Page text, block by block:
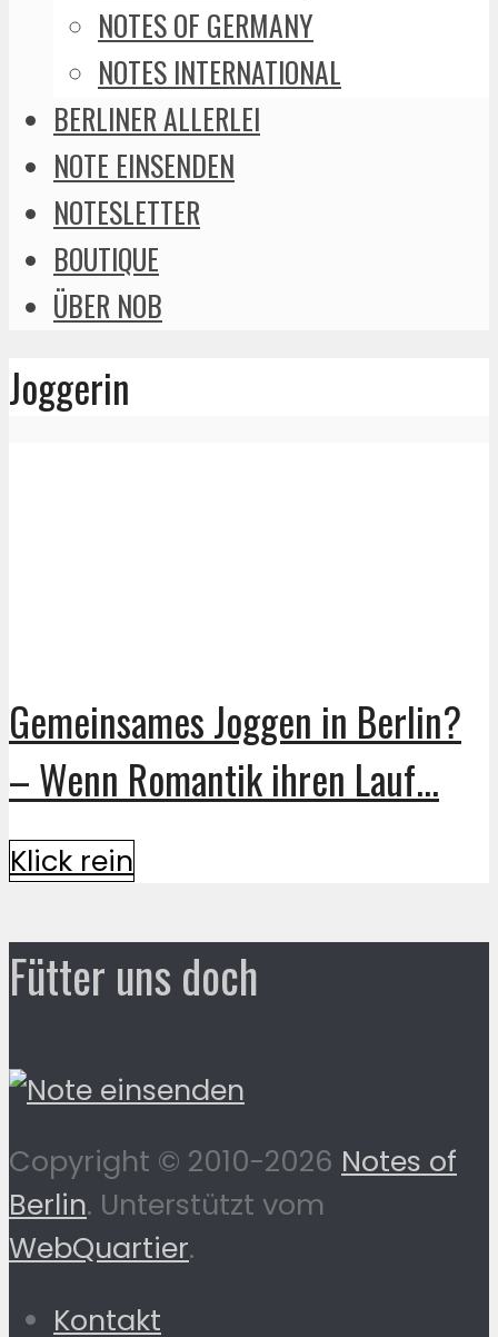
NOTES OF GERMANY
NOTES INTERNATIONAL
BERLINER ALLERLEI
NOTE EINSENDEN
NOTESLETTER
BOUTIQUE
ÜBER NOB
Joggerin
Gemeinsames Joggen in Berlin?
– Wenn Romantik ihren Lauf...
Klick rein
Fütter uns doch
Copyright © 2010-2026 Notes of
Berlin. Unterstützt vom
WebQuartier.
Kontakt